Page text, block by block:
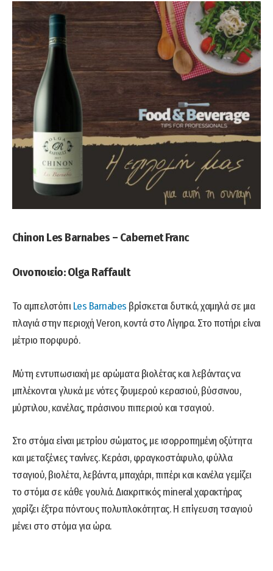
Chinon Les Barnabes – Cabernet Franc
Οινοποιείο: Olga Raffault
Το αμπελοτόπι Les Barnabes βρίσκεται δυτικά, χαμηλά σε μια
πλαγιά στην περιοχή Veron, κοντά στο Λίγηρα. Στο ποτήρι είναι
μέτριο πορφυρό.
Μύτη εντυπωσιακή με αρώματα βιολέτας και λεβάντας να
μπλέκονται γλυκά με νότες ζουμερού κερασιού, βύσσινου,
μύρτιλου, κανέλας, πράσινου πιπεριού και τσαγιού.
Στο στόμα είναι μετρίου σώματος, με ισορροπημένη οξύτητα
και μεταξένιες τανίνες. Κεράσι, φραγκοστάφυλο, φύλλα
τσαγιού, βιολέτα, λεβάντα, μπαχάρι, πιπέρι και κανέλα γεμίζει
το στόμα σε κάθε γουλιά. Διακριτικός mineral χαρακτήρας
χαρίζει έξτρα πόντους πολυπλοκότητας. Η επίγευση τσαγιού
μένει στο στόμα για ώρα.